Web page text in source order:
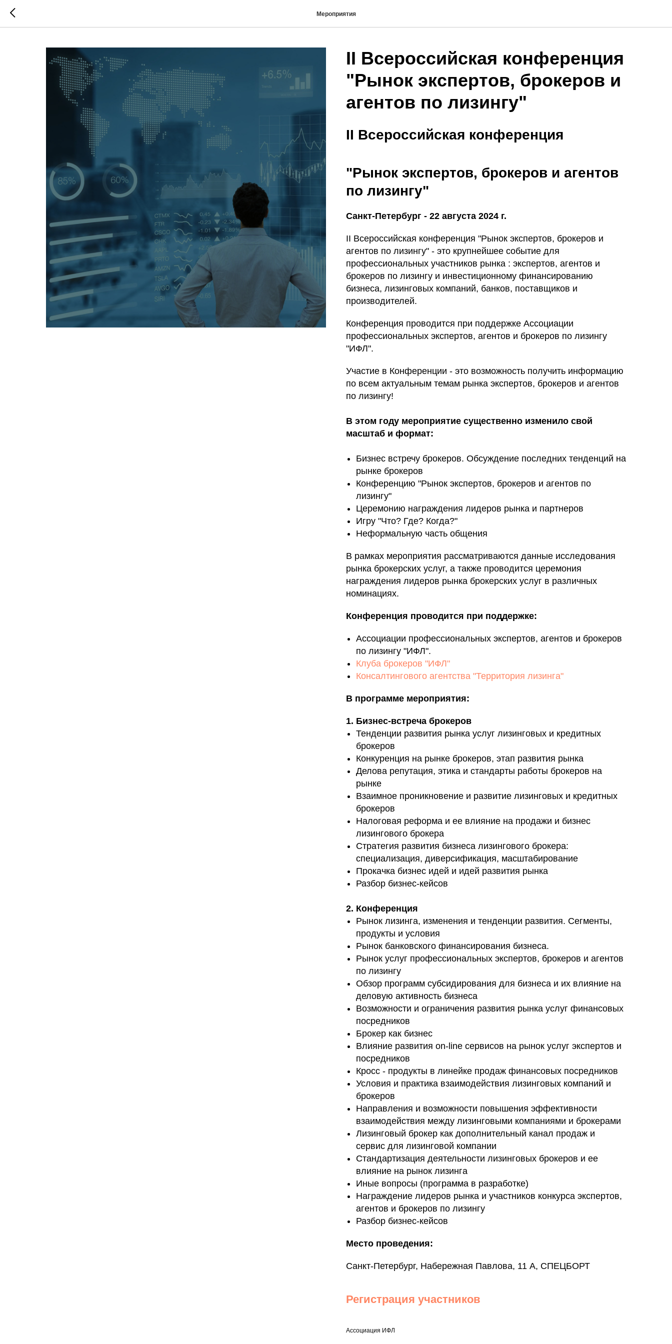
Мероприятия
II Всероссийская конференция
"Рынок экспертов, брокеров и
агентов по лизингу"
II Всероссийская конференция
"Рынок экспертов, брокеров и агентов
по лизингу"
Санкт-Петербург - 22 августа 2024 г.
II Всероссийская конференция "Рынок экспертов, брокеров и
агентов по лизингу" - это крупнейшее событие для
профессиональных участников рынка : экспертов, агентов и
брокеров по лизингу и инвестиционному финансированию
бизнеса, лизинговых компаний, банков, поставщиков и
производителей.
Конференция проводится при поддержке Ассоциации
профессиональных экспертов, агентов и брокеров по лизингу
"ИФЛ".
Участие в Конференции - это возможность получить информацию
по всем актуальным темам рынка экспертов, брокеров и агентов
по лизингу!
В этом году мероприятие существенно изменило свой
масштаб и формат:
Бизнес встречу брокеров. Обсуждение последних тенденций на
рынке брокеров
Конференцию "Рынок экспертов, брокеров и агентов по
лизингу"
Церемонию награждения лидеров рынка и партнеров
Игру "Что? Где? Когда?"
Неформальную часть общения
В рамках мероприятия рассматриваются данные исследования
рынка брокерских услуг, а также проводится церемония
награждения лидеров рынка брокерских услуг в различных
номинациях.
Конференция проводится при поддержке:
Ассоциации профессиональных экспертов, агентов и брокеров
по лизингу "ИФЛ".
Клуба брокеров "ИФЛ"
Консалтингового агентства "Территория лизинга"
В программе мероприятия:
1. Бизнес-встреча брокеров
Тенденции развития рынка услуг лизинговых и кредитных
брокеров
Конкуренция на рынке брокеров, этап развития рынка
Делова репутация, этика и стандарты работы брокеров на
рынке
Взаимное проникновение и развитие лизинговых и кредитных
брокеров
Налоговая реформа и ее влияние на продажи и бизнес
лизингового брокера
Стратегия развития бизнеса лизингового брокера:
специализация, диверсификация, масштабирование
Прокачка бизнес идей и идей развития рынка
Разбор бизнес-кейсов
2. Конференция
Рынок лизинга, изменения и тенденции развития. Сегменты,
продукты и условия
Рынок банковского финансирования бизнеса.
Рынок услуг профессиональных экспертов, брокеров и агентов
по лизингу
Обзор программ субсидирования для бизнеса и их влияние на
деловую активность бизнеса
Возможности и ограничения развития рынка услуг финансовых
посредников
Брокер как бизнес
Влияние развития on-line сервисов на рынок услуг экспертов и
посредников
Кросс - продукты в линейке продаж финансовых посредников
Условия и практика взаимодействия лизинговых компаний и
брокеров
Направления и возможности повышения эффективности
взаимодействия между лизинговыми компаниями и брокерами
Лизинговый брокер как дополнительный канал продаж и
сервис для лизинговой компании
Стандартизация деятельности лизинговых брокеров и ее
влияние на рынок лизинга
Иные вопросы (программа в разработке)
Награждение лидеров рынка и участников конкурса экспертов,
агентов и брокеров по лизингу
Разбор бизнес-кейсов
Место проведения:
Санкт-Петербург, Набережная Павлова, 11 А, СПЕЦБОРТ
Регистрация участников
Ассоциация ИФЛ